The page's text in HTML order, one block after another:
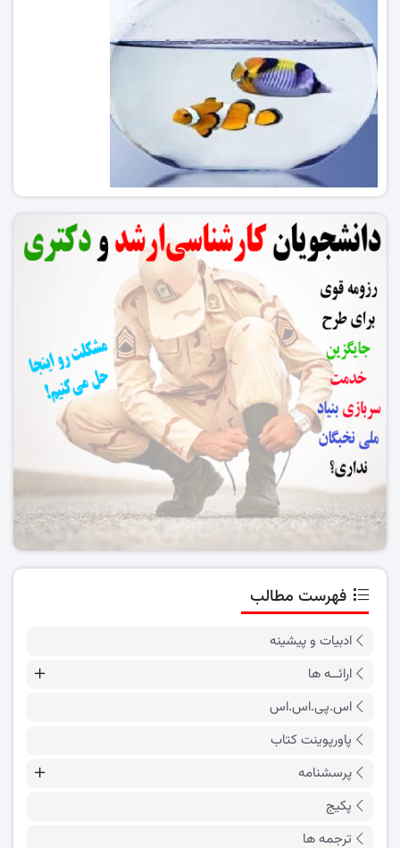
فهرست مطالب
ادبیات و پیشینه
ارائــه ها
اس.پی.اس.اس
پاورپوینت کتاب
پرسشنامه
پکیج
ترجمه ها